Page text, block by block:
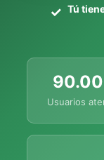
Tú
Usuarios